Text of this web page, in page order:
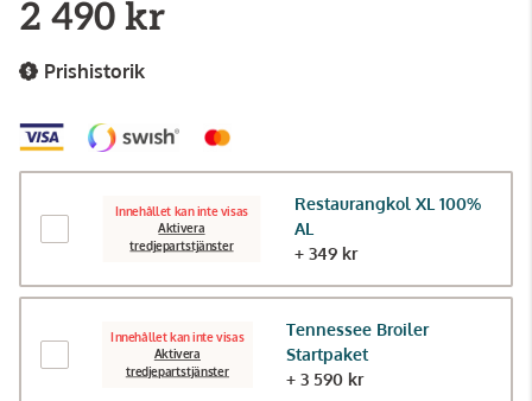
2 490 kr
Prishistorik
Innehållet kan inte visas
Aktivera
tredjepartstjänster
Restaurangkol XL 100%
AL
+ 349 kr
Innehållet kan inte visas
Aktivera
tredjepartstjänster
Tennessee Broiler
Startpaket
+ 3 590 kr